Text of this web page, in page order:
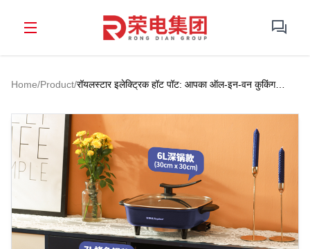
Home/Product/रॉयलस्टार इलेक्ट्रिक हॉट पॉट: आपका ऑल-इन-वन कुकिंग